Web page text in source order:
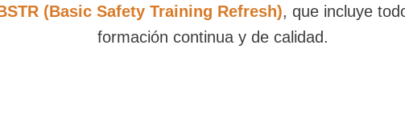
(Basic Safety Training Refresh), que incluye
formación continua y de calidad.